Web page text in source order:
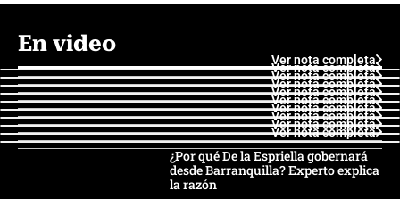
En video
Ver nota completa
Ver nota completa
Ver nota completa
Ver nota completa
Ver nota completa
Ver nota completa
Ver nota completa
Ver nota completa
Ver nota completa
Ver nota completa
¿Por qué De la Espriella gobernará
desde Barranquilla? Experto explica
la razón